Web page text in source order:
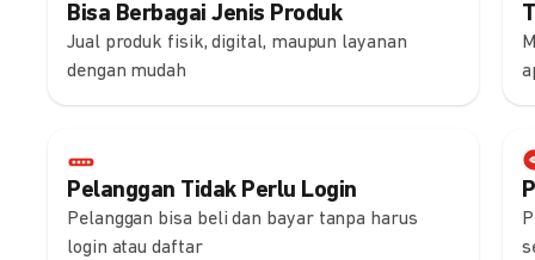
Bisa Berbagai Jenis Produk
Jual produk fisik, digital, maupun layanan
dengan mudah
Pelanggan Tidak Perlu Login
Pelanggan bisa beli dan bayar tanpa harus
login atau daftar